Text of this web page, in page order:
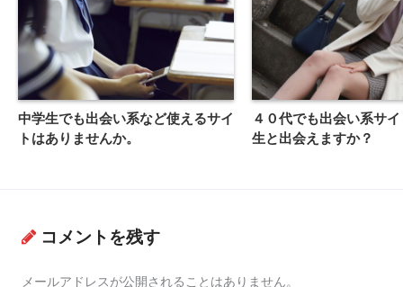
中学生でも出会い系など使えるサイ
トはありませんか。
４０代でも出会い系サ
生と出会えますか？
コメントを残す
メールアドレスが公開されることはありません。